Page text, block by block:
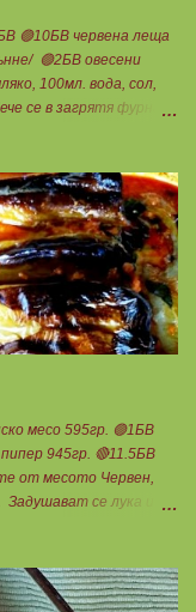
🟢10БВ червена леща
🟢2БВ овесени
100мл. вода, сол,
се в загрятя фурна
месо 595гр. 🟢1БВ
945гр. 🔴11.5БВ
от месото Червен,
Задушават се лука и
водата. Овкусява се с
Подреждат се в тава,